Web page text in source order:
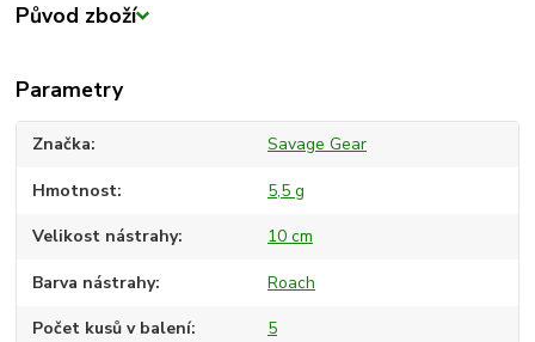
Původ zboží
Parametry
Značka Savage Gear
Hmotnost 5,5 g
Velikost nástrahy 10 cm
Barva nástrahy Roach
Počet kusů v balení 5